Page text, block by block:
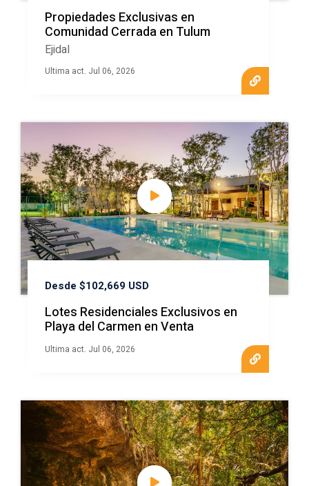
Propiedades Exclusivas en
Comunidad Cerrada en Tulum
Ejidal
Ultima act. Jul 06, 2026
Desde $102,669 USD
Lotes Residenciales Exclusivos en
Playa del Carmen en Venta
Ultima act. Jul 06, 2026